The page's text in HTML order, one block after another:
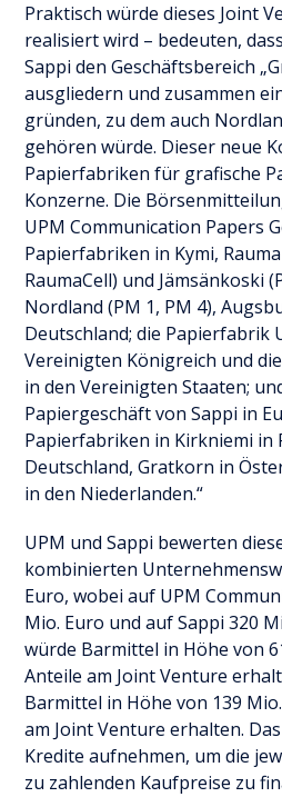
Praktisch würde dieses Joint
realisiert wird – bedeuten,
Sappi den Geschäftsbereich
ausgliedern und zusammen
gründen, zu dem auch
gehören würde. Dieser neue
Papierfabriken für grafische
Konzerne. Die
UPM Communication Papers
Papierfabriken in Kymi,
RaumaCell) und Jämsänkoski
Nordland (PM 1, PM 4),
Deutschland; die Papierfabrik
Vereinigten Königreich und
in den Vereinigten Staaten;
Papiergeschäft von Sappi in
Papierfabriken in Kirkniemi in
Deutschland, Gratkorn in
in den Niederlanden.“
UPM und Sappi bewerten
kombinierten
Euro, wobei auf UPM
Mio. Euro und auf Sappi 320
würde Barmittel in Höhe von
Anteile am Joint Venture
Barmittel in Höhe von 139
am Joint Venture erhalten.
Kredite aufnehmen, um die
zu zahlenden Kaufpreise zu